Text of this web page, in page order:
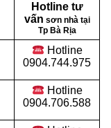
Hotline tư
vấn sơn nhà tại
Tp Bà Rịa
Hotline
0904.744.975
Hotline
0904.706.588